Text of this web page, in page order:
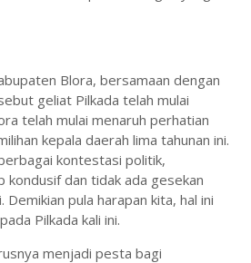
Blora, bersamaan dengan
geliat Pilkada telah mulai
telah mulai menaruh perhatian
kepala daerah lima tahunan ini.
kontestasi politik,
kondusif dan tidak ada gesekan
pula harapan kita, hal ini
Pilkada kali ini.
menjadi pesta bagi